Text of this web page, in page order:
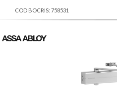
COD BOCRIS: 758531